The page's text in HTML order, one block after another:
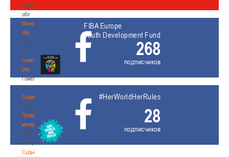
Витебская
обл
Могилевская
обл
Могилевская
обл
Гомельская
обл
Гомельская
обл
Судейство
Судейство
Полезные
материалы
Полезные
материалы
Судьи
FIBA Europe
Youth Development Fund
268
подписчиков
#HerWorldHerRules
28
подписчиков